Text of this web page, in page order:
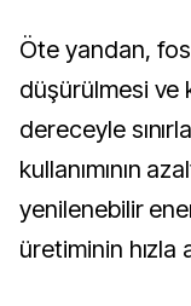
Öte yandan,
düşürülmesi ve
dereceyle
kullanımının
yenilenebilir
üretiminin hızla